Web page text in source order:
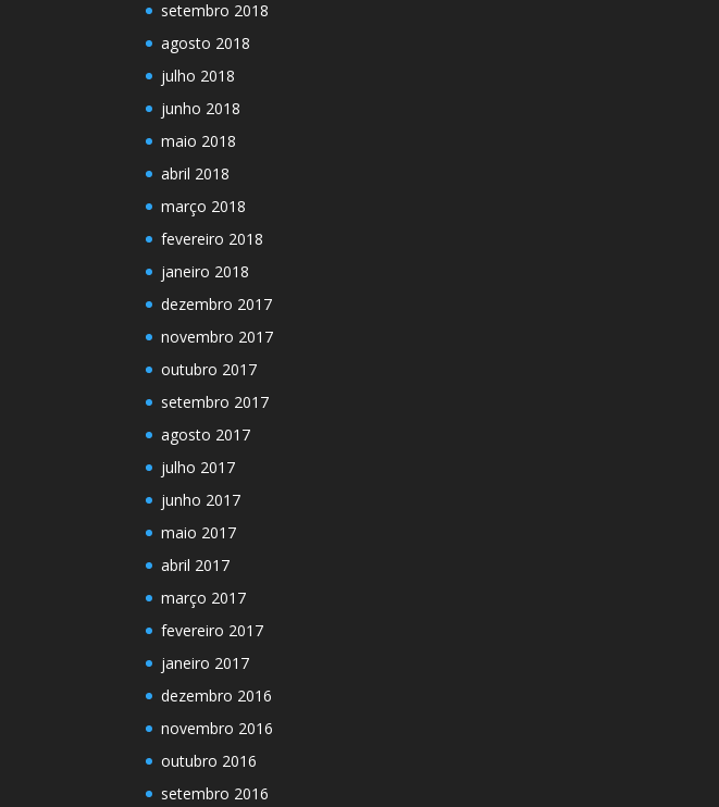
setembro 2018
agosto 2018
julho 2018
junho 2018
maio 2018
abril 2018
março 2018
fevereiro 2018
janeiro 2018
dezembro 2017
novembro 2017
outubro 2017
setembro 2017
agosto 2017
julho 2017
junho 2017
maio 2017
abril 2017
março 2017
fevereiro 2017
janeiro 2017
dezembro 2016
novembro 2016
outubro 2016
setembro 2016